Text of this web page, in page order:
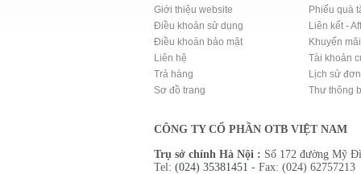
Giới thiệu website
Điều khoản sử dụng
Điều khoản bảo mật
Liên hệ
Trả hàng
Sơ đồ trang
Phiếu quà
Liên kết -
Khuyến mãi
Tài khoản
Lịch sử
Thư thông
CÔNG TY CỔ PHẦN OTB VIỆT NAM
Trụ sở chính Hà Nội : Số 172 đường Mỹ
Tel: (024) 35381451 - Fax: (024) 62757213